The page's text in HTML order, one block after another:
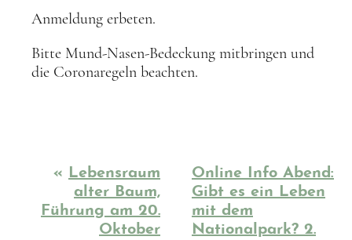
Anmeldung erbeten.
Bitte Mund-Nasen-Bedeckung mitbringen und
die Coronaregeln beachten.
« Lebensraum
alter Baum,
Führung am 20.
Oktober
Online Info Abend:
Gibt es ein Leben
mit dem
Nationalpark? 2.